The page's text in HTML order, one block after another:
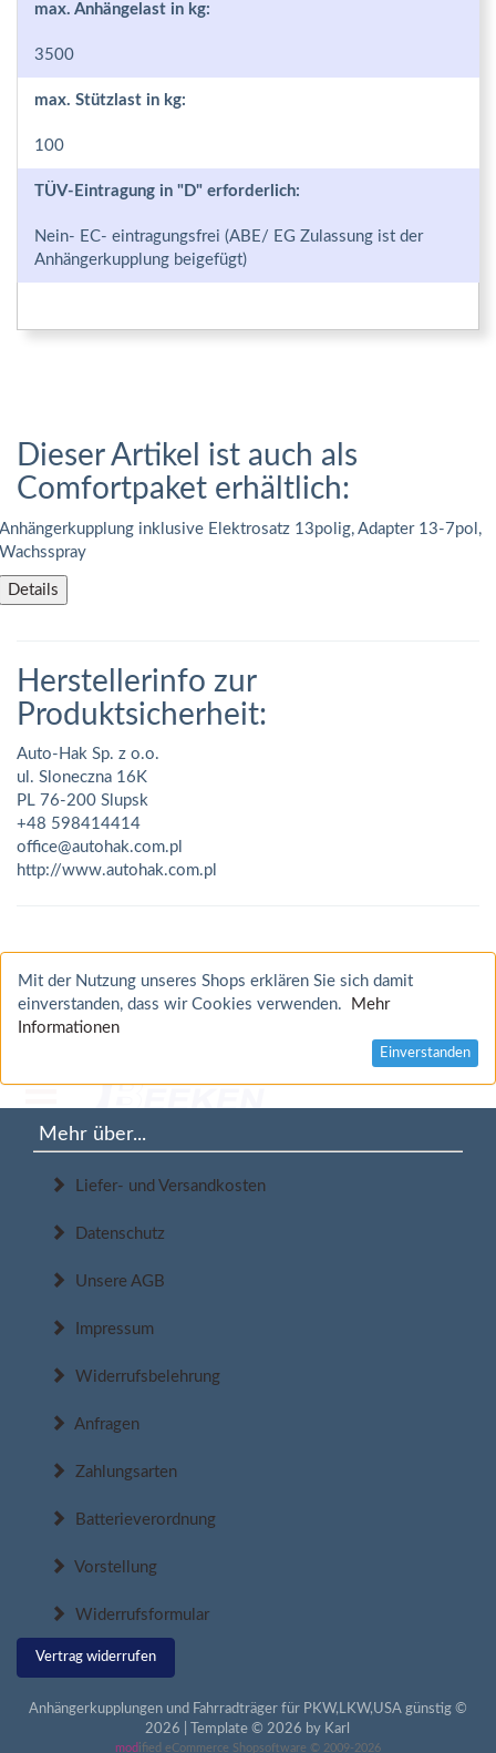
max. Anhängelast in kg:
3500
max. Stützlast in kg:
100
TÜV-Eintragung in "D" erforderlich:
Nein- EC- eintragungsfrei (ABE/ EG Zulassung ist der
Anhängerkupplung beigefügt)
Dieser Artikel ist auch als
Comfortpaket erhältlich:
Anhängerkupplung inklusive Elektrosatz 13polig, Adapter 13-7pol,
Wachsspray
Details
Herstellerinfo zur
Produktsicherheit:
Auto-Hak Sp. z o.o.
ul. Sloneczna 16K
PL 76-200 Slupsk
+48 598414414
office@autohak.com.pl
http://www.autohak.com.pl
Mit der Nutzung unseres Shops erklären Sie sich damit
einverstanden, dass wir Cookies verwenden.
Mehr
Informationen
Einverstanden
Mehr über...
Liefer- und Versandkosten
Datenschutz
Unsere AGB
Impressum
Widerrufsbelehrung
Anfragen
Zahlungsarten
Batterieverordnung
Vorstellung
Widerrufsformular
Vertrag widerrufen
Anhängerkupplungen und Fahrradträger für PKW,LKW,USA günstig ©
2026 | Template © 2026 by Karl
mod ified eCommerce Shopsoftware © 2009-2026